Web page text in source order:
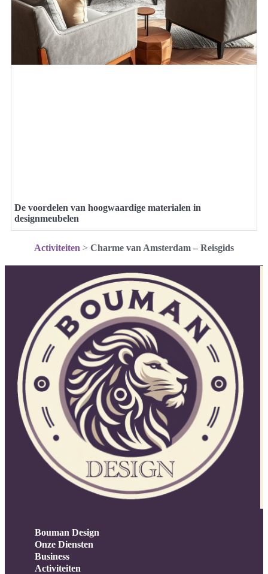
De voordelen van hoogwaardige materialen in
designmeubelen
Activiteiten > Charme van Amsterdam – Reisgids
Bouman Design
Onze Diensten
Business
Activiteiten